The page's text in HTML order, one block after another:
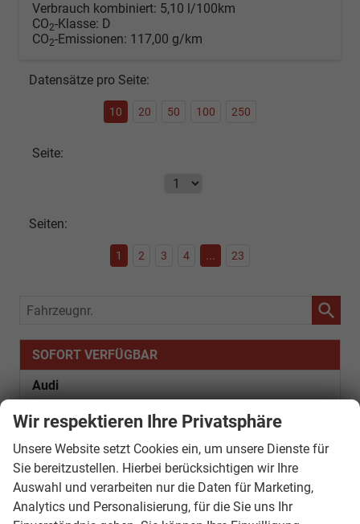
Verbrauch kombiniert: 5,10 l/100km
CO2-Klasse: D
CO2-Emissionen: 117,00 g/km
Datensätze pro Seite:
10 20 50 100 250
Seite:
Seiten:
1 2 3 4 ... 23
Fahrzeugnr.
SOFORT VERFÜGBAR
Audi
Bentley
Citroën
Cupra
Dacia
Wir respektieren Ihre Privatsphäre
Unsere Website setzt Cookies ein, um unsere Dienste für
Sie bereitzustellen. Hierbei berücksichtigen wir Ihre
Auswahl und verarbeiten nur die Daten für Marketing,
Analytics und Personalisierung, für die Sie uns Ihr